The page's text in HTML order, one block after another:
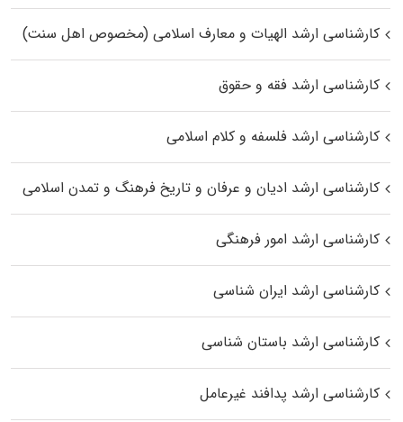
کارشناسی ارشد الهیات و معارف اسلامی (مخصوص اهل سنت)
کارشناسی ارشد فقه و حقوق
کارشناسی ارشد فلسفه و کلام اسلامی
کارشناسی ارشد ادیان و عرفان و تاریخ فرهنگ و تمدن اسلامی
کارشناسی ارشد امور فرهنگی
کارشناسی ارشد ایران شناسی
کارشناسی ارشد باستان شناسی
کارشناسی ارشد پدافند غیرعامل